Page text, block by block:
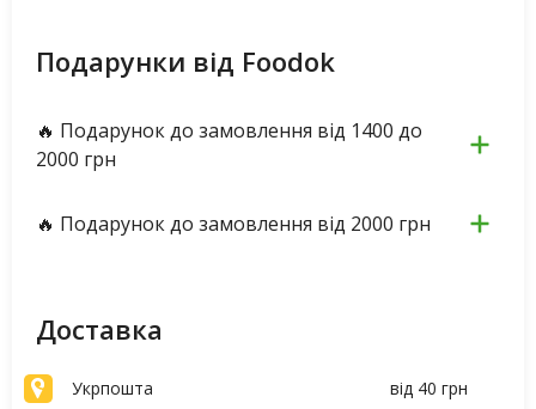
Подарунки від Foodok
🔥 Подарунок до замовлення від 1400 до
2000 грн
🔥 Подарунок до замовлення від 2000 грн
Доставка
Укрпошта
від 40 грн